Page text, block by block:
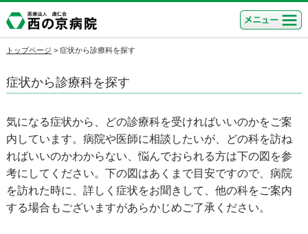
トップページ > 症状から診療科を探す
症状から診療科を探す
気になる症状から、どの診療科を受ければいいのかをご案
内しています。病院や医師に相談したいが、どの科を訪ね
ればいいのかわからない、悩んでおられる方は下の図を参
考にしてください。下の図はあくまで目安ですので、病院
を訪れた時に、詳しく症状をお聞きして、他の科をご案内
する場合もございますがあらかじめご了承ください。